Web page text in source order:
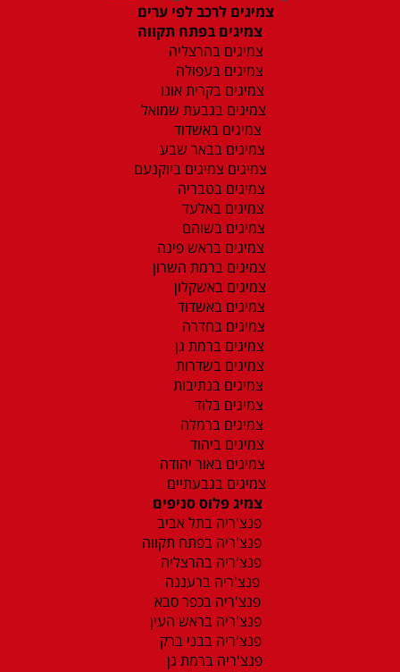
צמיגים לרכב לפי ערים
צמיגים בפתח תקווה
צמיגים בהרצליה
צמיגים בעפולה
צמיגים בקרית אונו
צמיגים בגבעת שמואל
צמיגים באשדוד
צמיגים בבאר שבע
צמיגים צמיגים ביוקנעם
צמיגים בטבריה
צמיגים באלעד
צמיגים בשוהם
צמיגים בראש פינה
צמיגים ברמת השרון
צמיגים באשקלון
צמיגים באשדוד
צמיגים בחדרה
צמיגים ברמת גן
צמיגים בשדרות
צמיגים בנתיבות
צמיגים בלוד
צמיגים ברמלה
צמיגים ביהוד
צמיגים באור יהודה
צמיגים בגבעתיים
צמיג פלוס סניפים
פנצ'ריה בתל אביב
פנצ'ריה בפתח תקווה
פנצ'ריה בהרצליה
פנצ'ריה ברעננה
פנצ'ריה בכפר סבא
פנצ'ריה בראש העין
פנצ'ריה בבני ברק
פנצ'ריה ברמת גן